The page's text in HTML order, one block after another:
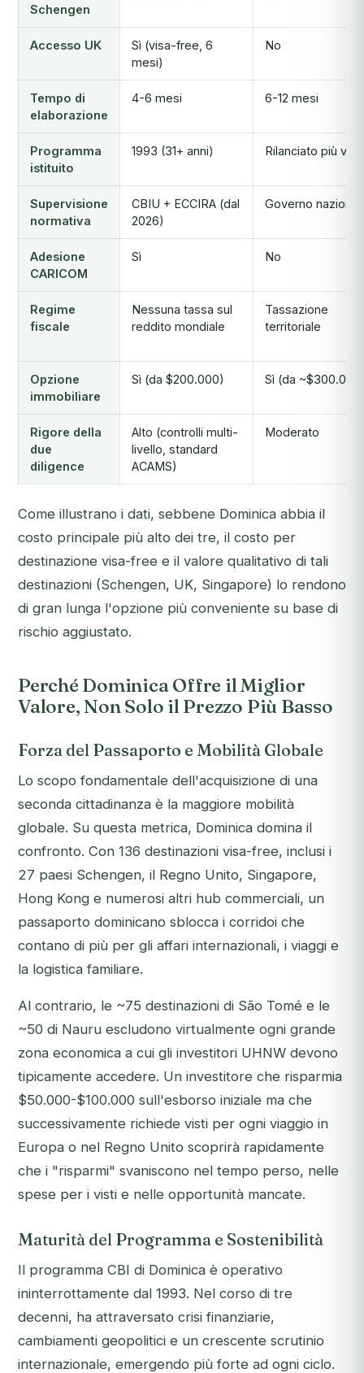
Schengen
Accesso UK
Sì (visa-free, 6
mesi)
No
Tempo di
elaborazione
4-6 mesi 6-12 mesi
Programma
istituito
1993 (31+ anni) Rilanciato più
Supervisione
normativa
CBIU + ECCIRA (dal
2026)
Governo
Adesione
CARICOM
Sì No
Regime
fiscale
Nessuna tassa sul
reddito mondiale
Tassazione
territoriale
Opzione
immobiliare
Sì (da $200.000) Sì (da
Rigore della
due
diligence
Alto (controlli multi-
livello, standard
ACAMS)
Moderato
Come illustrano i dati, sebbene Dominica abbia il
costo principale più alto dei tre, il costo per
destinazione visa-free e il valore qualitativo di tali
destinazioni (Schengen, UK, Singapore) lo rendono
di gran lunga l'opzione più conveniente su base di
rischio aggiustato.
Perché Dominica Offre il Miglior
Valore, Non Solo il Prezzo Più Basso
Forza del Passaporto e Mobilità Globale
Lo scopo fondamentale dell'acquisizione di una
seconda cittadinanza è la maggiore mobilità
globale. Su questa metrica, Dominica domina il
confronto. Con 136 destinazioni visa-free, inclusi i
27 paesi Schengen, il Regno Unito, Singapore,
Hong Kong e numerosi altri hub commerciali, un
passaporto dominicano sblocca i corridoi che
contano di più per gli affari internazionali, i viaggi e
la logistica familiare.
Al contrario, le ~75 destinazioni di São Tomé e le
~50 di Nauru escludono virtualmente ogni grande
zona economica a cui gli investitori UHNW devono
tipicamente accedere. Un investitore che risparmia
$50.000-$100.000 sull'esborso iniziale ma che
successivamente richiede visti per ogni viaggio in
Europa o nel Regno Unito scoprirà rapidamente
che i "risparmi" svaniscono nel tempo perso, nelle
spese per i visti e nelle opportunità mancate.
Maturità del Programma e Sostenibilità
Il programma CBI di Dominica è operativo
ininterrottamente dal 1993. Nel corso di tre
decenni, ha attraversato crisi finanziarie,
cambiamenti geopolitici e un crescente scrutinio
internazionale, emergendo più forte ad ogni ciclo.